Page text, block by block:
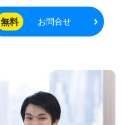
無料 お問合せ